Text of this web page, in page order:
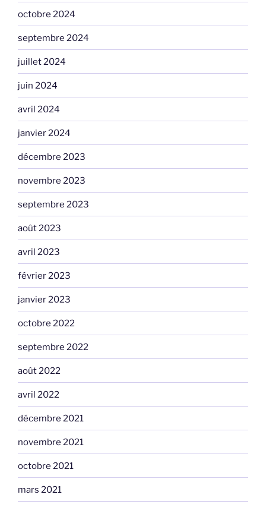
octobre 2024
septembre 2024
juillet 2024
juin 2024
avril 2024
janvier 2024
décembre 2023
novembre 2023
septembre 2023
août 2023
avril 2023
février 2023
janvier 2023
octobre 2022
septembre 2022
août 2022
avril 2022
décembre 2021
novembre 2021
octobre 2021
mars 2021